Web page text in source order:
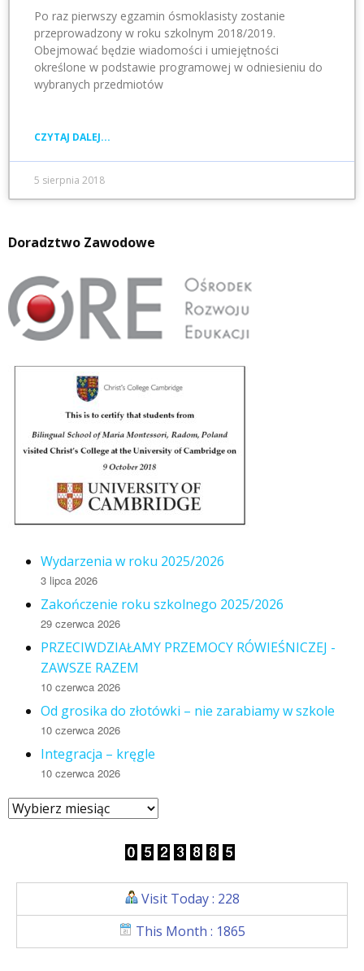
Po raz pierwszy egzamin ósmoklasisty zostanie
przeprowadzony w roku szkolnym 2018/2019.
Obejmować będzie wiadomości i umiejętności
określone ‎w podstawie programowej w odniesieniu do
wybranych przedmiotów
CZYTAJ DALEJ...
5 sierpnia 2018
Doradztwo Zawodowe
Wydarzenia w roku 2025/2026
3 lipca 2026
Zakończenie roku szkolnego 2025/2026
29 czerwca 2026
PRZECIWDZIAŁAMY PRZEMOCY RÓWIEŚNICZEJ -
ZAWSZE RAZEM
10 czerwca 2026
Od grosika do złotówki – nie zarabiamy w szkole
10 czerwca 2026
Integracja – kręgle
10 czerwca 2026
Visit Today : 228
This Month : 1865